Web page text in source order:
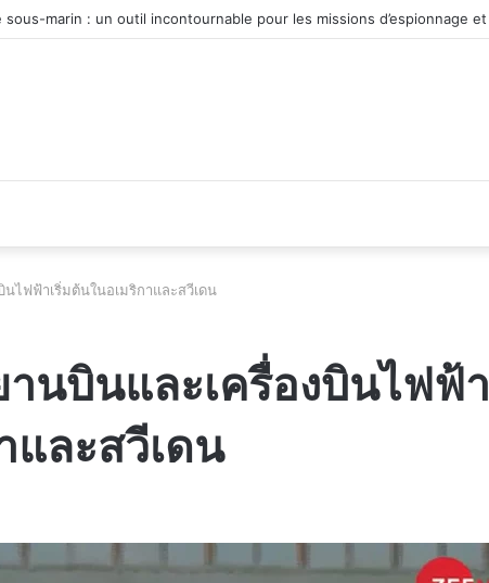
marché du véhicule d’occasion en plein essor
ไฟฟ้าเริ่มต้นในอเมริกาและสวีเดน
นบินและเครื่องบินไฟฟ้า
และสวีเดน